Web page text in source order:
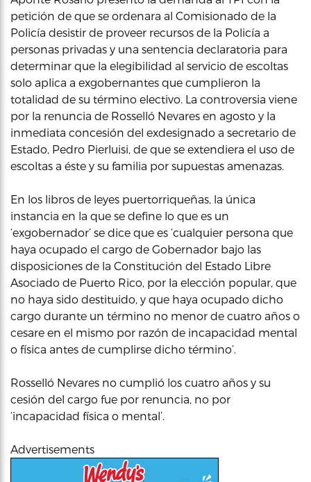
petición de que se ordenara al Comisionado de la
Policía desistir de proveer recursos de la Policía a
personas privadas y una sentencia declaratoria para
determinar que la elegibilidad al servicio de escoltas
solo aplica a exgobernantes que cumplieron la
totalidad de su término electivo. La controversia viene
por la renuncia de Rosselló Nevares en agosto y la
inmediata concesión del exdesignado a secretario de
Estado, Pedro Pierluisi, de que se extendiera el uso de
escoltas a éste y su familia por supuestas amenazas.
En los libros de leyes puertorriqueñas, la única
instancia en la que se define lo que es un
‘exgobernador’ se dice que es ‘cualquier persona que
haya ocupado el cargo de Gobernador bajo las
disposiciones de la Constitución del Estado Libre
Asociado de Puerto Rico, por la elección popular, que
no haya sido destituido, y que haya ocupado dicho
cargo durante un término no menor de cuatro años o
cesare en el mismo por razón de incapacidad mental
o física antes de cumplirse dicho término’.
Rosselló Nevares no cumplió los cuatro años y su
cesión del cargo fue por renuncia, no por
‘incapacidad física o mental’.
Advertisements